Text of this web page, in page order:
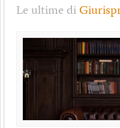
Le ultime di